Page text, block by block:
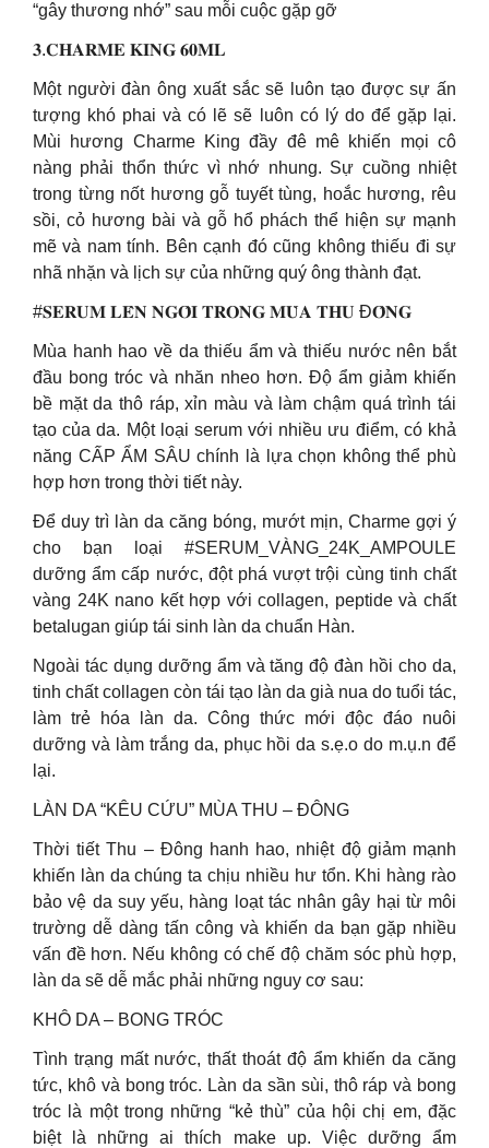
“gây thương nhớ” sau mỗi cuộc gặp gỡ
𝟑.𝐂𝐇𝐀𝐑𝐌𝐄 𝐊𝐈𝐍𝐆 𝟔𝟎𝐌𝐋
Một người đàn ông xuất sắc sẽ luôn tạo được sự ấn
tượng khó phai và có lẽ sẽ luôn có lý do để gặp lại.
Mùi hương Charme King đầy đê mê khiến mọi cô
nàng phải thổn thức vì nhớ nhung. Sự cuồng nhiệt
trong từng nốt hương gỗ tuyết tùng, hoắc hương, rêu
sồi, cỏ hương bài và gỗ hổ phách thể hiện sự mạnh
mẽ và nam tính. Bên cạnh đó cũng không thiếu đi sự
nhã nhặn và lịch sự của những quý ông thành đạt.
#𝐒𝐄𝐑𝐔𝐌 𝐋𝐄̂𝐍 𝐍𝐆𝐎̂𝐈 𝐓𝐑𝐎𝐍𝐆 𝐌𝐔̀𝐀 𝐓𝐇𝐔 Đ𝐎̂𝐍𝐆
Mùa hanh hao về da thiếu ẩm và thiếu nước nên bắt
đầu bong tróc và nhăn nheo hơn. Độ ẩm giảm khiến
bề mặt da thô ráp, xỉn màu và làm chậm quá trình tái
tạo của da. Một loại serum với nhiều ưu điểm, có khả
năng CẤP ẨM SÂU chính là lựa chọn không thể phù
hợp hơn trong thời tiết này.
Để duy trì làn da căng bóng, mướt mịn, Charme gợi ý
cho bạn loại #SERUM_VÀNG_24K_AMPOULE
dưỡng ẩm cấp nước, đột phá vượt trội cùng tinh chất
vàng 24K nano kết hợp với collagen, peptide và chất
betalugan giúp tái sinh làn da chuẩn Hàn.
Ngoài tác dụng dưỡng ẩm và tăng độ đàn hồi cho da,
tinh chất collagen còn tái tạo làn da già nua do tuổi tác,
làm trẻ hóa làn da. Công thức mới độc đáo nuôi
dưỡng và làm trắng da, phục hồi da s.ẹ.o do m.ụ.n để
lại.
LÀN DA “KÊU CỨU” MÙA THU – ĐÔNG
Thời tiết Thu – Đông hanh hao, nhiệt độ giảm mạnh
khiến làn da chúng ta chịu nhiều hư tổn. Khi hàng rào
bảo vệ da suy yếu, hàng loạt tác nhân gây hại từ môi
trường dễ dàng tấn công và khiến da bạn gặp nhiều
vấn đề hơn. Nếu không có chế độ chăm sóc phù hợp,
làn da sẽ dễ mắc phải những nguy cơ sau:
KHÔ DA – BONG TRÓC
Tình trạng mất nước, thất thoát độ ẩm khiến da căng
tức, khô và bong tróc. Làn da sần sùi, thô ráp và bong
tróc là một trong những “kẻ thù” của hội chị em, đặc
biệt là những ai thích make up. Việc dưỡng ẩm